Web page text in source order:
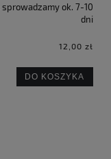
sprowadzamy ok. 7-10
dni
12,00 zł
DO KOSZYKA